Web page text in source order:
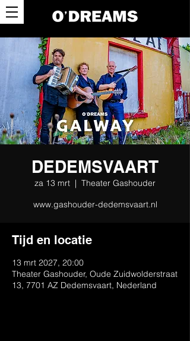
DEDEMSVAART
za 13 mrt
  |
Theater Gashouder
www.gashouder-dedemsvaart.nl
Tijd en locatie
13 mrt 2027, 20:00
Theater Gashouder, Oude Zuidwolderstraat
13, 7701 AZ Dedemsvaart, Nederland